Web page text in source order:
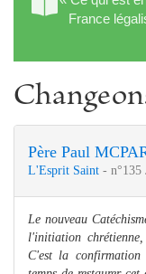
France
Père Paul
L'Esprit Saint - n°135
Le nouveau
l'initiation chrétienne,
C'est la